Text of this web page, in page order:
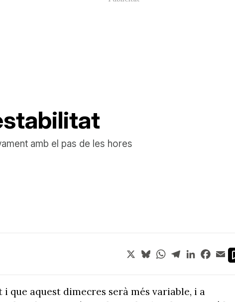
amb el pas de les hores
X BlueskyWhatsApp
TelegramLinkedIn
que aquest dimecres serà més variable, i a